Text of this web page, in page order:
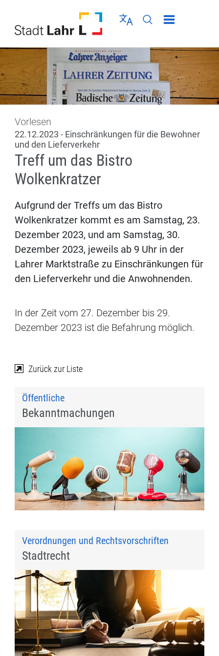
Sprache wählen
Seiten-Suche
Menü schließen
Vorlesen
22.12.2023 - Einschränkungen für die Bewohner
und den Lieferverkehr
Treff um das Bistro
Wolkenkratzer
Aufgrund der Treffs um das Bistro
Wolkenkratzer kommt es am Samstag, 23.
Dezember 2023, und am Samstag, 30.
Dezember 2023, jeweils ab 9 Uhr in der
Lahrer Marktstraße zu Einschränkungen für
den Lieferverkehr und die Anwohnenden.
In der Zeit vom 27. Dezember bis 29.
Dezember 2023 ist die Befahrung möglich.
Zurück zur Liste
Öffentliche
Bekanntmachungen
Verordnungen und Rechtsvorschriften
Stadtrecht